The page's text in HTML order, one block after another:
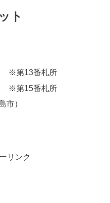
ト
※第13番札所
※第15番札所
市）
リンク